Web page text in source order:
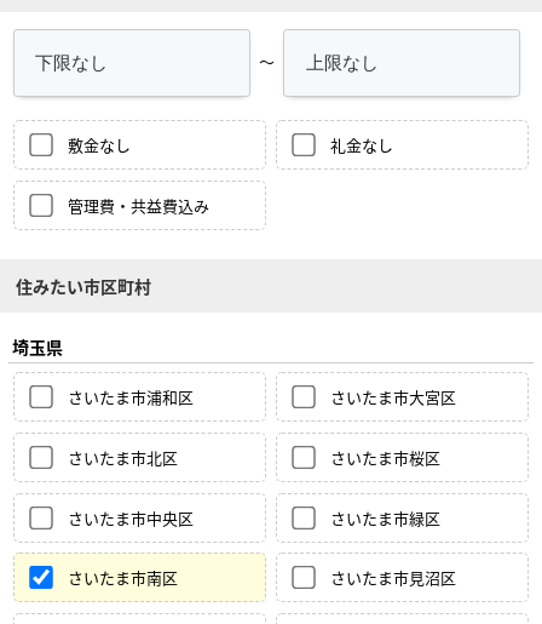
～
敷金なし 礼金なし
管理費・共益費込み
住みたい市区町村
埼玉県
さいたま市浦和区 さいたま市大宮区
さいたま市北区 さいたま市桜区
さいたま市中央区 さいたま市緑区
さいたま市南区 さいたま市見沼区